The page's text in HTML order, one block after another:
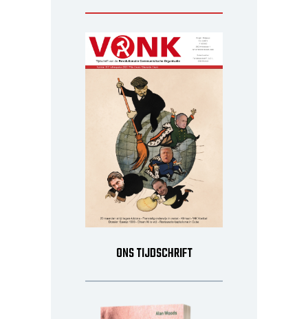
ONS TIJDSCHRIFT